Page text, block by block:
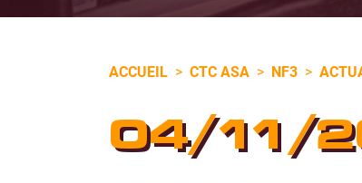
ACCUEIL > CTC ASA > NF3 >
04/11/